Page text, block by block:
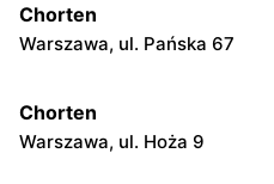
Chorten
Warszawa, ul. Pańska 67
Chorten
Warszawa, ul. Hoża 9